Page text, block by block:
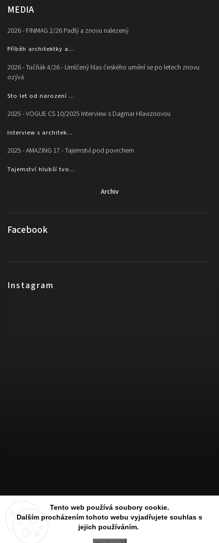
Tento web používá soubory cookie.
Dalším procházením tohoto webu vyjadřujete souhlas s
jejich používáním.
MEDIA
2026 - FINMAG 2/26 Padlý a znovu nalezený
Příběh architektky a...
2026 - Tučňák 4/26 - Umlčený hlas českého umění se po letech znovu
ozývá
Sto let od narození ...
2025 - VOGUE CS 10/2025 Interview s Dagmar Hlaviznovou
Interview s architek...
2025 - AMAZING 17 - Tajemství pod povrchem
Tajemství hlubší tvo...
Archiv
Facebook
Instagram
Sledovat na Instagramu
Aesthetic Store. Všechna práva vyhrazena.